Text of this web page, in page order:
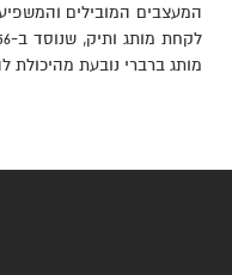
המעצבים המובילים
מותג ברברי נובעת מהיכולת